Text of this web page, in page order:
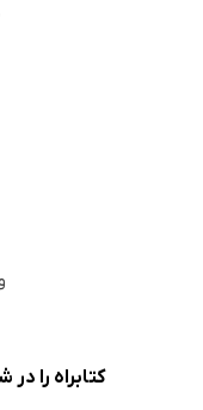
کتابراه را